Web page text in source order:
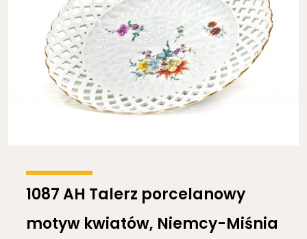
1087 AH Talerz porcelanowy
motyw kwiatów, Niemcy-Miśnia